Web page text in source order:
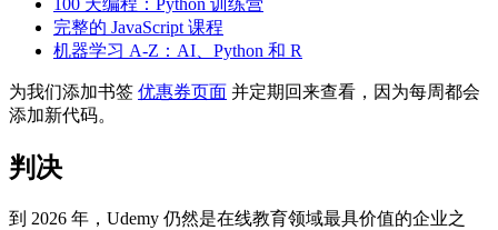
100 天编程：Python 训练营
完整的 JavaScript 课程
机器学习 A-Z：AI、Python 和 R
为我们添加书签 优惠券页面 并定期回来查看，因为每周都会
添加新代码。
判决
到 2026 年，Udemy 仍然是在线教育领域最具价值的企业之